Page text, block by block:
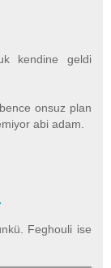
kendine geldi
onsuz plan
abi adam.
Feghouli ise